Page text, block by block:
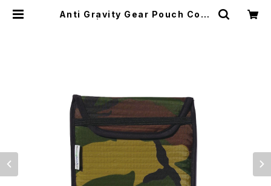
Anti Gravity Gear Pouch Cozy